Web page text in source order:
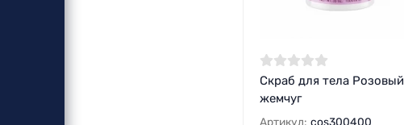
Скраб для тела Розовый
жемчуг
Артикул: cos300400